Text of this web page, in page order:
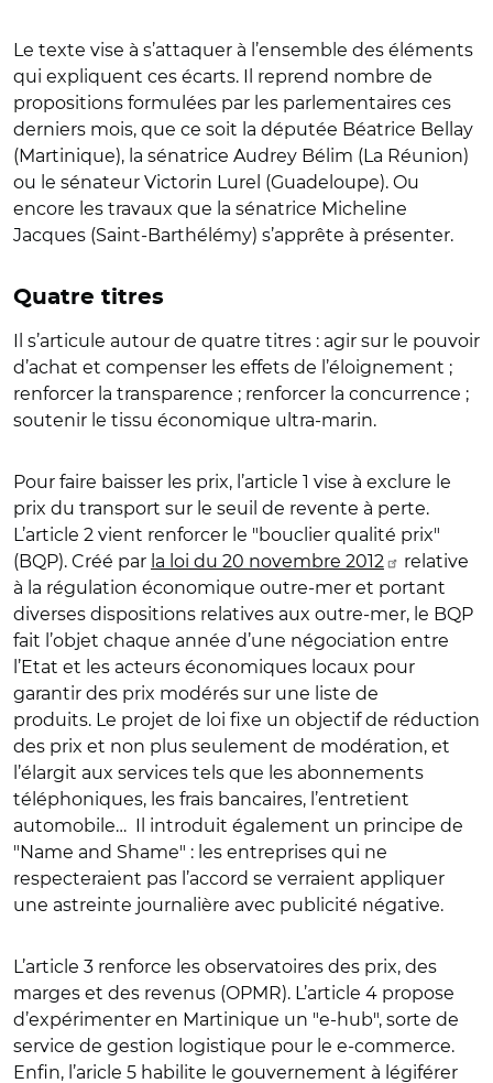
Le texte vise à s’attaquer à l’ensemble des éléments
qui expliquent ces écarts. Il reprend nombre de
propositions formulées par les parlementaires ces
derniers mois, que ce soit la députée Béatrice Bellay
(Martinique), la sénatrice Audrey Bélim (La Réunion)
ou le sénateur Victorin Lurel (Guadeloupe). Ou
encore les travaux que la sénatrice Micheline
Jacques (Saint-Barthélémy) s’apprête à présenter.
Quatre titres
Il s’articule autour de quatre titres : agir sur le pouvoir
d’achat et compenser les effets de l’éloignement ;
renforcer la transparence ; renforcer la concurrence ;
soutenir le tissu économique ultra-marin.
Pour faire baisser les prix, l’article 1 vise à exclure le
prix du transport sur le seuil de revente à perte.
L’article 2 vient renforcer le "bouclier qualité prix"
(BQP). Créé par la loi du 20 novembre 2012
relative
à la régulation économique outre-mer et portant
diverses dispositions relatives aux outre-mer, le BQP
fait l’objet chaque année d’une négociation entre
l’Etat et les acteurs économiques locaux pour
garantir des prix modérés sur une liste de
produits. Le projet de loi fixe un objectif de réduction
des prix et non plus seulement de modération, et
l’élargit aux services tels que les abonnements
téléphoniques, les frais bancaires, l’entretient
automobile… Il introduit également un principe de
"Name and Shame" : les entreprises qui ne
respecteraient pas l’accord se verraient appliquer
une astreinte journalière avec publicité négative.
L’article 3 renforce les observatoires des prix, des
marges et des revenus (OPMR). L’article 4 propose
d’expérimenter en Martinique un "e-hub", sorte de
service de gestion logistique pour le e-commerce.
Enfin, l’aricle 5 habilite le gouvernement à légiférer